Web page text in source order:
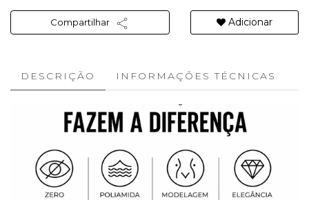
Compartilhar Adicionar
DESCRIÇÃO INFORMAÇÕES TÉCNICAS